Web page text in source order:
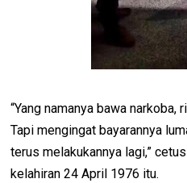
“Yang namanya bawa
Tapi mengingat bayarannya
terus melakukannya lagi,”
kelahiran 24 April 1976 itu.